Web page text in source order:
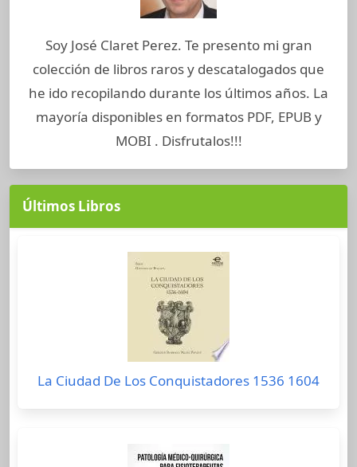
Soy José Claret Perez. Te presento mi gran
colección de libros raros y descatalogados que
he ido recopilando durante los últimos años. La
mayoría disponibles en formatos PDF, EPUB y
MOBI . Disfrutalos!!!
Últimos Libros
La Ciudad De Los Conquistadores 1536 1604